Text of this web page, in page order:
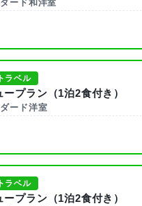
ード和洋室
ラベル
ープラン（1泊2食付き）
ード洋室
ラベル
ープラン（1泊2食付き）